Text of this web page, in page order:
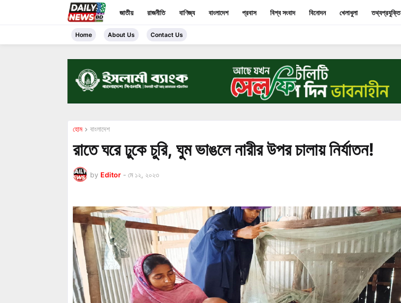
জাতীয় রাজনীতি বাণিজ্য বাংলাদেশ প্রবাস বিশ্ব সংবাদ বিনোদন খেলাধুলা তথ্যপ্রযুক্তি
Home About Us Contact Us
হোম বাংলাদেশ
রাতে ঘরে ঢুকে চুরি, ঘুম ভাঙলে নারীর উপর চালায় নির্যাতন!
by Editor - মে ১২, ২০২৩